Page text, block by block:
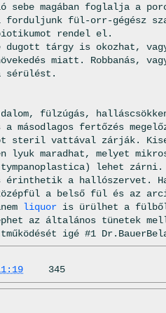
sebe magában foglalja a
forduljunk fül-orr-gégész
rendel el.
tárgy is okozhat,
miatt. Robbanás,
sérülést.
fülzúgás,
másodlagos fertőzés
steril vattával zárják.
lyuk maradhat, melyet
lehet zárni.
érinthetik a hallószervet.
a belső fül és az
liquor is ürülhet a
az általános tünetek
igé #1
345